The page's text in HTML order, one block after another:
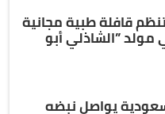
قافلة طبية مجانية
”الشاذلي أبو
يواصل نبضه